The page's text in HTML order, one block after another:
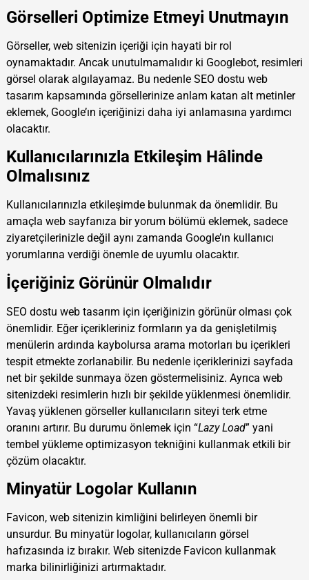
Görselleri Optimize Etmeyi Unutmayın
Görseller, web sitenizin içeriği için hayati bir rol
oynamaktadır. Ancak unutulmamalıdır ki Googlebot, resimleri
görsel olarak algılayamaz. Bu nedenle SEO dostu web
tasarım kapsamında görsellerinize anlam katan alt metinler
eklemek, Google’ın içeriğinizi daha iyi anlamasına yardımcı
olacaktır.
Kullanıcılarınızla Etkileşim Hâlinde
Olmalısınız
Kullanıcılarınızla etkileşimde bulunmak da önemlidir. Bu
amaçla web sayfanıza bir yorum bölümü eklemek, sadece
ziyaretçilerinizle değil aynı zamanda Google’ın kullanıcı
yorumlarına verdiği önemle de uyumlu olacaktır.
İçeriğiniz Görünür Olmalıdır
SEO dostu web tasarım için içeriğinizin görünür olması çok
önemlidir. Eğer içerikleriniz formların ya da genişletilmiş
menülerin ardında kaybolursa arama motorları bu içerikleri
tespit etmekte zorlanabilir. Bu nedenle içeriklerinizi sayfada
net bir şekilde sunmaya özen göstermelisiniz. Ayrıca web
sitenizdeki resimlerin hızlı bir şekilde yüklenmesi önemlidir.
Yavaş yüklenen görseller kullanıcıların siteyi terk etme
oranını artırır. Bu durumu önlemek için “Lazy Load” yani
tembel yükleme optimizasyon tekniğini kullanmak etkili bir
çözüm olacaktır.
Minyatür Logolar Kullanın
Favicon, web sitenizin kimliğini belirleyen önemli bir
unsurdur. Bu minyatür logolar, kullanıcıların görsel
hafızasında iz bırakır. Web sitenizde Favicon kullanmak
marka bilinirliğinizi artırmaktadır.